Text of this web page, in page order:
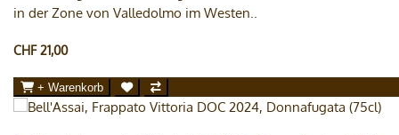
in der Zone von Valledolmo im Westen..
CHF 21,00
+ Warenkorb